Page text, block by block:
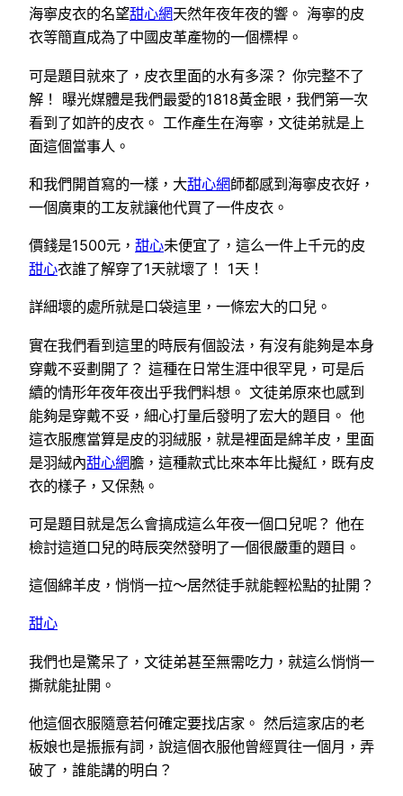
海寧皮衣的名望甜心網天然年夜年夜的響。 海寧的皮
衣等簡直成為了中國皮革產物的一個標桿。
可是題目就來了，皮衣里面的水有多深？ 你完整不了
解！ 曝光媒體是我們最愛的1818黃金眼，我們第一次
看到了如許的皮衣。 工作產生在海寧，文徒弟就是上
面這個當事人。
和我們開首寫的一樣，大甜心網師都感到海寧皮衣好，
一個廣東的工友就讓他代買了一件皮衣。
價錢是1500元， 甜心未便宜了，這么一件上千元的皮
甜心衣誰了解穿了1天就壞了！ 1天！
詳細壞的處所就是口袋這里，一條宏大的口兒。
實在我們看到這里的時辰有個設法，有沒有能夠是本身
穿戴不妥劃開了？ 這種在日常生涯中很罕見，可是后
續的情形年夜年夜出乎我們料想。 文徒弟原來也感到
能夠是穿戴不妥，細心打量后發明了宏大的題目。 他
這衣服應當算是皮的羽絨服，就是裡面是綿羊皮，里面
是羽絨內甜心網膽，這種款式比來本年比擬紅，既有皮
衣的樣子，又保熱。
可是題目就是怎么會搞成這么年夜一個口兒呢？ 他在
檢討這道口兒的時辰突然發明了一個很嚴重的題目。
這個綿羊皮，悄悄一拉～居然徒手就能輕松點的扯開？
甜心
我們也是驚呆了，文徒弟甚至無需吃力，就這么悄悄一
撕就能扯開。
他這個衣服隨意若何確定要找店家。 然后這家店的老
板娘也是振振有詞，說這個衣服他曾經買往一個月，弄
破了，誰能講的明白？